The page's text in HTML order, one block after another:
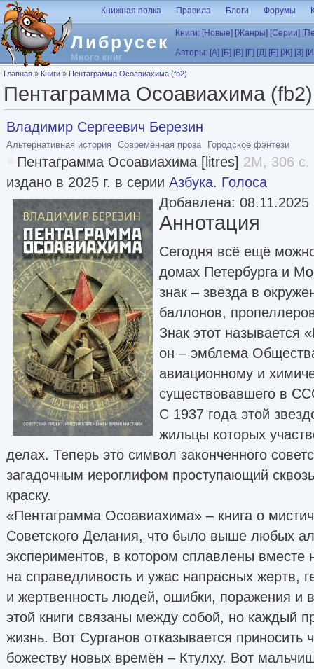
Перейти к основному содержанию
Либрусек
Много книг
Книжная полка Правила Блоги Форумы
Книги: [Новые] [Жанры] [Серии]
Авторы: [А] [Б] [В] [Г] [Д] [Е] [Ж] [З]
Вы здесь
Главная » Книги » Пентаграмма Осоавиахима (fb2)
Пентаграмма Осоавиахима (fb2)
Владимир Сергеевич Березин
Альтернативная история Современная проза Городское фэнтези
Пентаграмма Осоавиахима [litres] 2M, 306 с.
издано в 2025 г. в серии Азбука. Голоса
Добавлена: 08.11.2025
Аннотация
Сегодня всё ещё
домах Петербурга и
знак – звезда в
баллонов,
Знак этот
он – эмблема
авиационному и
существовавшего в
С 1937 года этой
жильцы которых
делах. Теперь это символ законченного
загадочным иероглифом проступающий
краску.
«Пентаграмма Осоавиахима» – книга о
Советского Делания, что было выше любых
экспериментов, в котором сплавлены вместе
на справедливость и ужас напрасных жертв,
и жертвенность людей, ошибки, поражения и
этой книги связаны между собой, но каждый
жизнь. Вот Сурганов отказывается приносить
божеству новых времён – Ктулху. Вот